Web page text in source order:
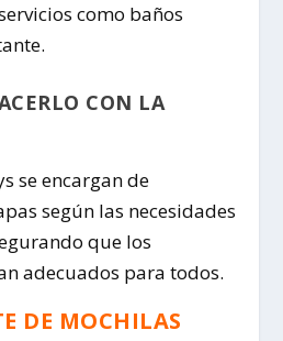
como baños
CON LA
se encargan de
según las necesidades
que los
adecuados para todos.
DE MOCHILAS